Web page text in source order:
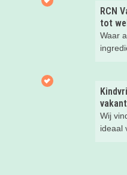
het
RCN
tot
Waar
Wij
ideaal